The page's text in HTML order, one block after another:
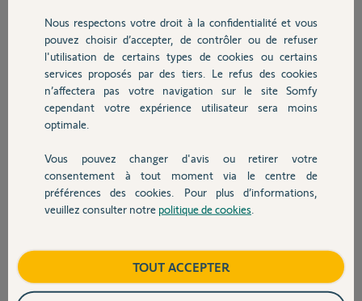
Chauffage
Autres produits
Devis avec un pro
Contact
Participer au fil de discussion
Réponses
Si vous avez une Tahoma V2 et que vous l'avez basculé sur l'application
Tahoma By Somfy, l'accès WEB n'existe plus.
Si vous êtes toujours sur l'application Tahoma Classic alors l'accès WEB
il y a plus d'un an
Nous respectons votre droit à la confidentialité et vous
pouvez choisir d’accepter, de contrôler ou de refuser
l'utilisation de certains types de cookies ou certains
services proposés par des tiers. Le refus des cookies
n’affectera pas votre navigation sur le site Somfy
cependant votre expérience utilisateur sera moins
optimale.
Vous pouvez changer d'avis ou retirer votre
consentement à tout moment via le centre de
préférences des cookies. Pour plus d’informations,
veuillez consulter notre politique de cookies
TOUT ACCEPTER